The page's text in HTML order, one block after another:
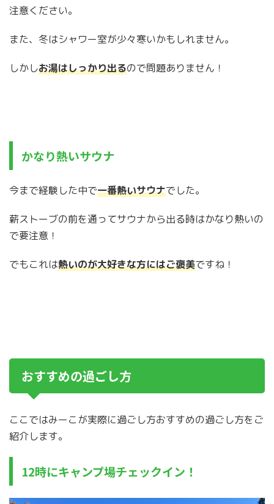
注意ください。
また、冬はシャワー室が少々寒いかもしれません。
しかしお湯はしっかり出るので問題ありません！
かなり熱いサウナ
今まで経験した中で一番熱いサウナでした。
薪ストーブの前を通ってサウナから出る時はかなり熱いの
で要注意！
でもこれは熱いのが大好きな方にはご褒美ですね！
おすすめの過ごし方
ここではみーこが実際に過ごし方おすすめの過ごし方をご
紹介します。
12時にキャンプ場チェックイン！